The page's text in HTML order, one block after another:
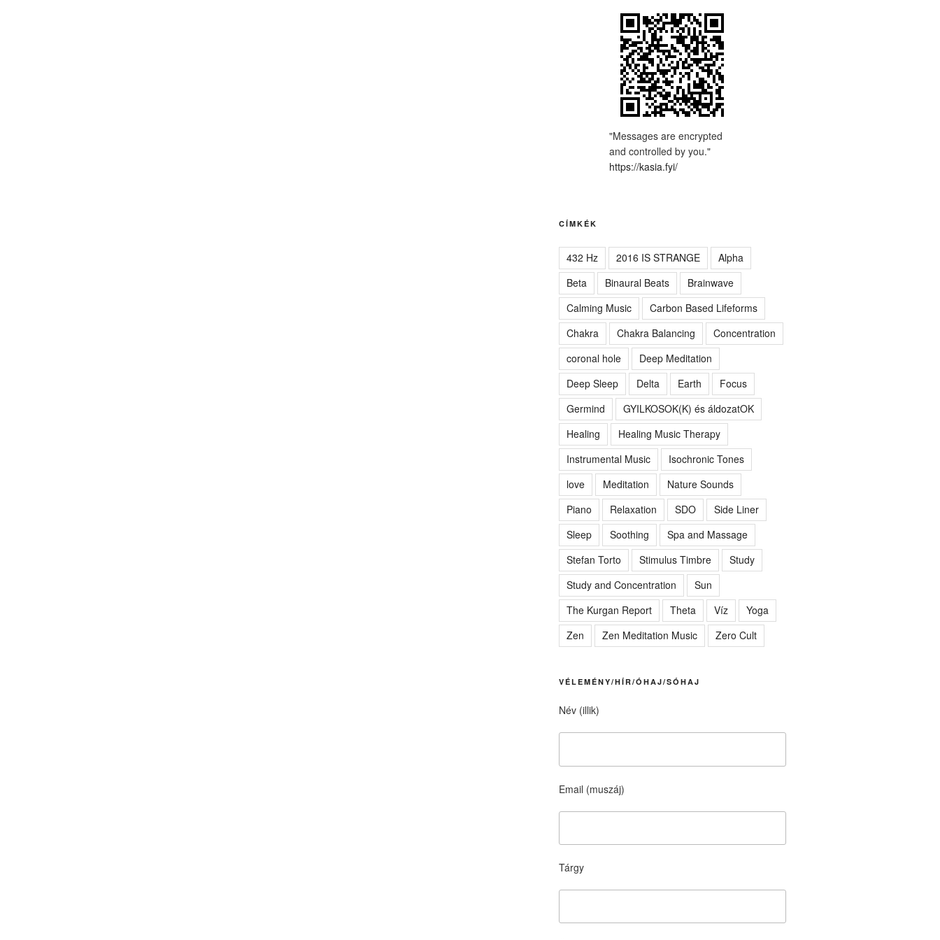
"Messages are encrypted
and controlled by you."
https://kasia.fyi/
CÍMKÉK
432 Hz 2016 IS STRANGE
Alpha
Beta
Binaural Beats
Brainwave
Calming Music
Carbon Based Lifeforms
Chakra
Chakra Balancing
Concentration
coronal hole
Deep Meditation
Deep Sleep
Delta Earth
Focus
Germind
GYILKOSOK(K) és áldozatOK
Healing
Healing Music Therapy
Instrumental Music
Isochronic Tones
love
Meditation
Nature Sounds
Piano
Relaxation SDO
Side Liner
Sleep
Soothing
Spa and Massage
Stefan Torto
Stimulus Timbre
Study
Study and Concentration
Sun
The Kurgan Report
Theta Víz
Yoga
Zen
Zen Meditation Music Zero Cult
VÉLEMÉNY/HÍR/ÓHAJ/SÓHAJ
Név (illik)
Email (muszáj)
Tárgy